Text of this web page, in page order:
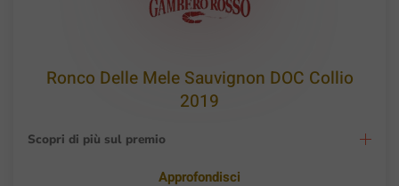
Ronco Delle Mele Sauvignon DOC Collio
2019
Scopri di più sul premio
Approfondisci